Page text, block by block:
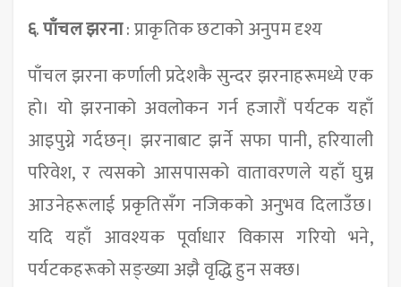
६.पाँचल झरना: प्राकृतिक छटाको अनुपम दृश्य
पाँचल झरना कर्णाली प्रदेशकै सुन्दर झरनाहरूमध्ये एक
हो। यो झरनाको अवलोकन गर्न हजारौं पर्यटक यहाँ
आइपुग्ने गर्दछन्। झरनाबाट झर्ने सफा पानी, हरियाली
परिवेश, र त्यसको आसपासको वातावरणले यहाँ घुम्न
आउनेहरूलाई प्रकृतिसँग नजिकको अनुभव दिलाउँछ।
यदि यहाँ आवश्यक पूर्वाधार विकास गरियो भने,
पर्यटकहरूको सङ्ख्या अझै वृद्धि हुन सक्छ।